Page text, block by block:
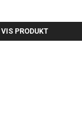
VIS PRODUKT